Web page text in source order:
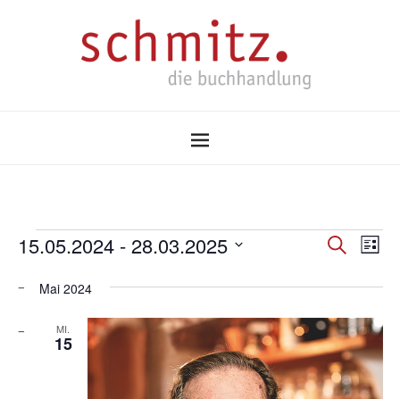
und
SucheListe
15.05.2024 - 28.03.2025
wählen.Mai 2024
MI.
15